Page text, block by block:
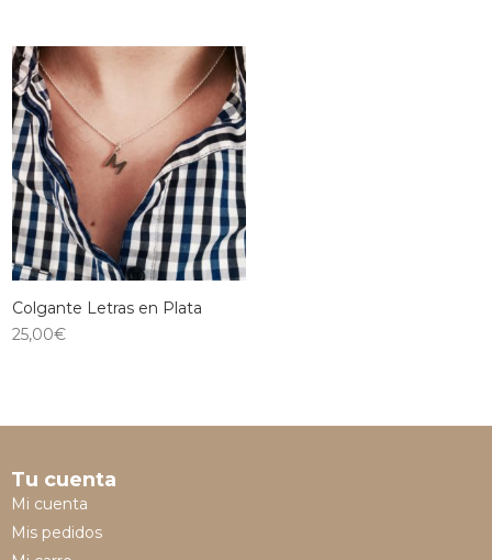
Colgante Letras en Plata
25,00€
Tu cuenta
Mi cuenta
Mis pedidos